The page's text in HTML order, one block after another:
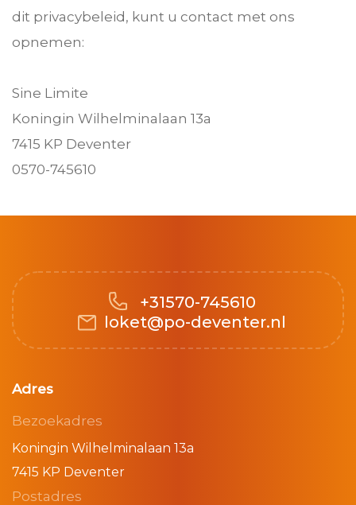
dit privacybeleid, kunt u contact met ons
opnemen:
Sine Limite
Koningin Wilhelminalaan 13a
7415 KP Deventer
0570-745610
+31570-745610
loket@po-deventer.nl
Adres
Bezoekadres
Koningin Wilhelminalaan 13a
7415 KP Deventer
Postadres